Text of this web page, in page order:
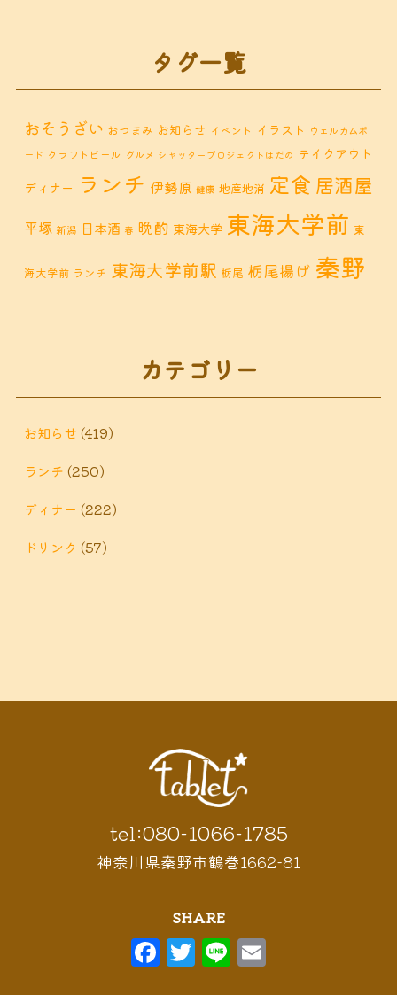
タグ一覧
おそうざい おつまみ お知らせ イベント イラスト ウェルカムボ
ード クラフトビール グルメ シャッタープロジェクトはだの テイクアウト
ディナー ランチ 伊勢原 健康 地産地消 定食 居酒屋
平塚 新潟 日本酒 春 晩酌 東海大学 東海大学前 東
海大学前 ランチ 東海大学前駅 栃尾 栃尾揚げ 秦野
鶴巻 カフェ
ィナー鶴巻 ランチ
泉鶴巻温泉駅
カテゴリー
お知らせ (419)
ランチ (250)
ディナー (222)
ドリンク (57)
tel:080-1066-1785
神奈川県秦野市鶴巻1662-81
SHARE
F
a
T
w
Li
n